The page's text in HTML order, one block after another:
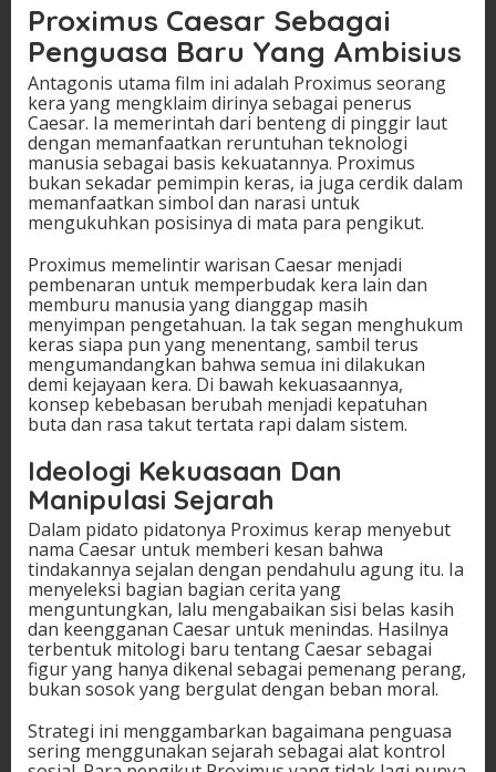
Proximus Caesar Sebagai
Penguasa Baru Yang Ambisius
Antagonis utama film ini adalah Proximus seorang
kera yang mengklaim dirinya sebagai penerus
Caesar. Ia memerintah dari benteng di pinggir laut
dengan memanfaatkan reruntuhan teknologi
manusia sebagai basis kekuatannya. Proximus
bukan sekadar pemimpin keras, ia juga cerdik dalam
memanfaatkan simbol dan narasi untuk
mengukuhkan posisinya di mata para pengikut.
Proximus memelintir warisan Caesar menjadi
pembenaran untuk memperbudak kera lain dan
memburu manusia yang dianggap masih
menyimpan pengetahuan. Ia tak segan menghukum
keras siapa pun yang menentang, sambil terus
mengumandangkan bahwa semua ini dilakukan
demi kejayaan kera. Di bawah kekuasaannya,
konsep kebebasan berubah menjadi kepatuhan
buta dan rasa takut tertata rapi dalam sistem.
Ideologi Kekuasaan Dan
Manipulasi Sejarah
Dalam pidato pidatonya Proximus kerap menyebut
nama Caesar untuk memberi kesan bahwa
tindakannya sejalan dengan pendahulu agung itu. Ia
menyeleksi bagian bagian cerita yang
menguntungkan, lalu mengabaikan sisi belas kasih
dan keengganan Caesar untuk menindas. Hasilnya
terbentuk mitologi baru tentang Caesar sebagai
figur yang hanya dikenal sebagai pemenang perang,
bukan sosok yang bergulat dengan beban moral.
Strategi ini menggambarkan bagaimana penguasa
sering menggunakan sejarah sebagai alat kontrol